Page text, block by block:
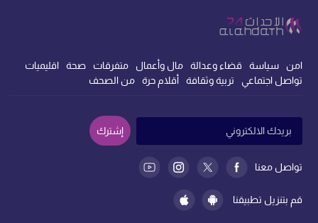
امن سياسة قضاء وعدالة مال وأعمال متفرقات صحة
اقليميات
تواصل اجتماعي
تربية وثقافة أقلام حرة من الصحف
قم بتنزيل تطبيقنا
تواصل معنا
إشترك